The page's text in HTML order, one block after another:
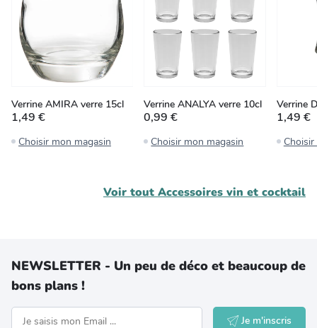
Verrine AMIRA verre 15cl
1,49 €
Choisir mon magasin
Verrine ANALYA verre 10cl
0,99 €
Choisir mon magasin
Verrine
1,49 €
Voir tout Accessoires vin et cocktail
NEWSLETTER - Un peu de déco et beaucoup de
bons plans !
Je m'inscris